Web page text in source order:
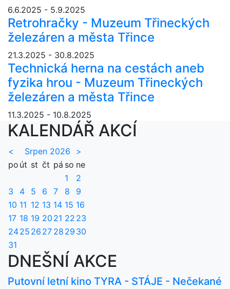
6.6.2025 - 5.9.2025
Retrohračky - Muzeum Třineckých
železáren a města Třince
21.3.2025 - 30.8.2025
Technická herna na cestách aneb
fyzika hrou - Muzeum Třineckých
železáren a města Třince
11.3.2025 - 10.8.2025
KALENDÁŘ AKCÍ
< Srpen 2026
>
po út st čt pá so ne
1
2
3
4 5 6 7 8
9
10 11 12 13 14 15 16
17 18 19 20 21 22 23
2425 26 27 28 29 30
31
DNEŠNÍ AKCE
Putovní letní kino TYRA - STÁJE - Nečekané